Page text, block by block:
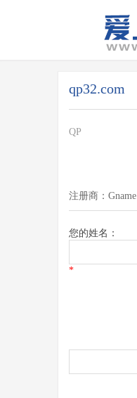
qp32.com
QP
注册商：Gname
您的姓名：
*